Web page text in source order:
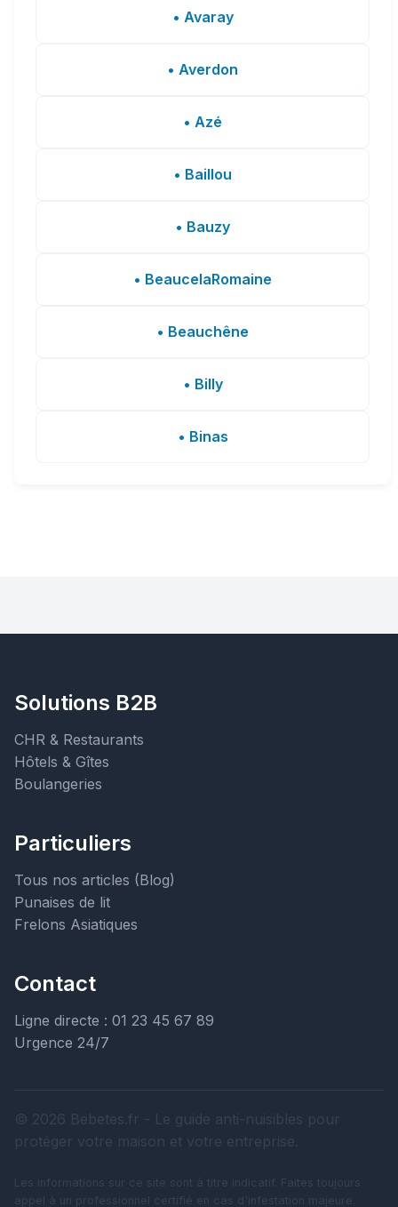
• Avaray
• Averdon
• Azé
• Baillou
• Bauzy
• BeaucelaRomaine
• Beauchêne
• Billy
• Binas
Solutions B2B
CHR & Restaurants
Hôtels & Gîtes
Boulangeries
Particuliers
Tous nos articles (Blog)
Punaises de lit
Frelons Asiatiques
Contact
Ligne directe : 01 23 45 67 89
Urgence 24/7
© 2026 Bebetes.fr - Le guide anti-nuisibles pour
protéger votre maison et votre entreprise.
Les informations sur ce site sont à titre indicatif. Faites toujours
appel à un professionnel certifié en cas d'infestation majeure.